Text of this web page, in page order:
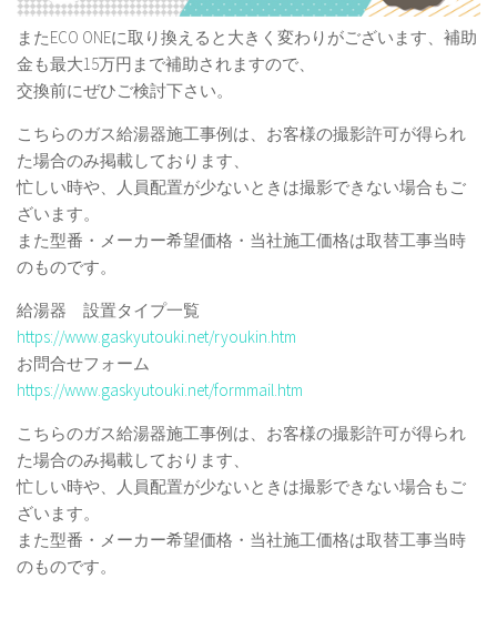
またECO ONEに取り換えると大きく変わりがございます、補助
金も最大15万円まで補助されますので、
交換前にぜひご検討下さい。
こちらのガス給湯器施工事例は、お客様の撮影許可が得られ
た場合のみ掲載しております、
忙しい時や、人員配置が少ないときは撮影できない場合もご
ざいます。
また型番・メーカー希望価格・当社施工価格は取替工事当時
のものです。
給湯器 設置タイプ一覧
https://www.gaskyutouki.net/ryoukin.htm
お問合せフォーム
https://www.gaskyutouki.net/formmail.htm
こちらのガス給湯器施工事例は、お客様の撮影許可が得られ
た場合のみ掲載しております、
忙しい時や、人員配置が少ないときは撮影できない場合もご
ざいます。
また型番・メーカー希望価格・当社施工価格は取替工事当時
のものです。